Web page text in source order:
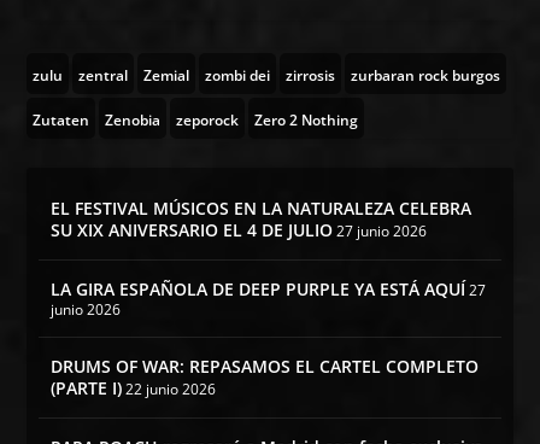
zulu zentral Zemial zombi dei zirrosis zurbaran rock burgos
Zutaten Zenobia zeporock Zero 2 Nothing
EL FESTIVAL MÚSICOS EN LA NATURALEZA CELEBRA
SU XIX ANIVERSARIO EL 4 DE JULIO 27 junio 2026
LA GIRA ESPAÑOLA DE DEEP PURPLE YA ESTÁ AQUÍ 27
junio 2026
DRUMS OF WAR: REPASAMOS EL CARTEL COMPLETO
(PARTE I) 22 junio 2026